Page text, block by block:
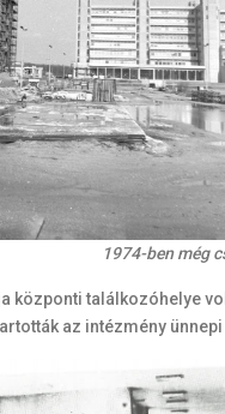
1974-ben még
központi találkozóhelye
az intézmény